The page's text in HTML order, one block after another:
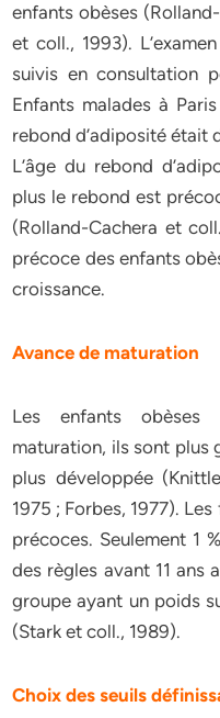
enfants obèses
et coll., 1993).
suivis en consultation
Enfants malades à
rebond d’adiposité était
L’âge du rebond
plus le rebond est
(Rolland-Cachera et
précoce des enfants
croissance.
Avance de maturation
Les enfants obèses
maturation, ils sont plus
plus développée
1975 ; Forbes, 1977).
précoces. Seulement 1
des règles avant 11 ans
groupe ayant un poids
(Stark et coll., 1989).
Choix des seuils